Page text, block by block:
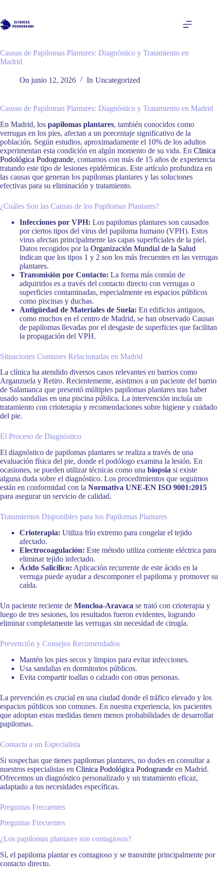
contenido
Causas de Papilomas Plantares: Diagnóstico y Tratamiento en
Madrid
On junio 12, 2026 In Uncategorized
Causas de Papilomas Plantares: Diagnóstico y Tratamiento en Madrid
En Madrid, los papilomas plantares, también conocidos como
verrugas en los pies, afectan a un porcentaje significativo de la
población. Según estudios, aproximadamente el 10% de los adultos
experimentan esta condición en algún momento de su vida. En Clinica
Podológica Podogrande, contamos con más de 15 años de experiencia
tratando este tipo de lesiones epidérmicas. Este artículo profundiza en
las causas que generan los papilomas plantares y las soluciones
efectivas para su eliminación y tratamiento.
¿Cuáles Son las Causas de los Papilomas Plantares?
Infecciones por VPH: Los papilomas plantares son causados
por ciertos tipos del virus del papiloma humano (VPH). Estos
virus afectan principalmente las capas superficiales de la piel.
Datos recogidos por la Organización Mundial de la Salud
indican que los tipos 1 y 2 son los más frecuentes en las verrugas
plantares.
Transmisión por Contacto: La forma más común de
adquirirlos es a través del contacto directo con verrugas o
superficies contaminadas, especialmente en espacios públicos
como piscinas y duchas.
Antigüedad de Materiales de Suela: En edificios antiguos,
como muchos en el centro de Madrid, se han observado Causas
de papilomas llevadas por el desgaste de superficies que facilitan
la propagación del VPH.
Situaciones Comunes Relacionadas en Madrid
La clínica ha atendido diversos casos relevantes en barrios como
Arganzuela y Retiro. Recientemente, asistimos a un paciente del barrio
de Salamanca que presentó múltiples papilomas plantares tras haber
usado sandalias en una piscina pública. La intervención incluía un
tratamiento con crioterapia y recomendaciones sobre higiene y cuidado
del pie.
El Proceso de Diagnóstico
El diagnóstico de papilomas plantares se realiza a través de una
evaluación física del pie, donde el podólogo examina la lesión. En
ocasiones, se pueden utilizar técnicas como una biopsia si existe
alguna duda sobre el diagnóstico. Los procedimientos que seguimos
están en conformidad con la Normativa UNE-EN ISO 9001:2015
para asegurar un servicio de calidad.
Tratamientos Disponibles para los Papilomas Plantares
Crioterapia: Utiliza frío extremo para congelar el tejido
afectado.
Electrocoagulación: Este método utiliza corriente eléctrica para
eliminar tejido infectado.
Ácido Salicílico: Aplicación recurrente de este ácido en la
verruga puede ayudar a descomponer el papiloma y promover su
caída.
Un paciente reciente de Moncloa-Aravaca se trató con crioterapia y
luego de tres sesiones, los resultados fueron evidentes, logrando
eliminar completamente las verrugas sin necesidad de cirugía.
Prevención y Consejos Recomendados
Mantén los pies secos y limpios para evitar infecciones.
Usa sandalias en dormitorios públicos.
Evita compartir toallas o calzado con otras personas.
La prevención es crucial en una ciudad donde el tráfico elevado y los
espacios públicos son comunes. En nuestra experiencia, los pacientes
que adoptan estas medidas tienen menos probabilidades de desarrollar
papilomas.
Contacta a un Especialista
Si sospechas que tienes papilomas plantares, no dudes en consultar a
nuestros especialistas en Clinica Podológica Podogrande en Madrid.
Ofrecemos un diagnóstico personalizado y un tratamiento eficaz,
adaptado a tus necesidades específicas.
Preguntas Frecuentes
Preguntas Frecuentes
¿Los papilomas plantares son contagiosos?
Sí, el papiloma plantar es contagioso y se transmite principalmente por
contacto directo.